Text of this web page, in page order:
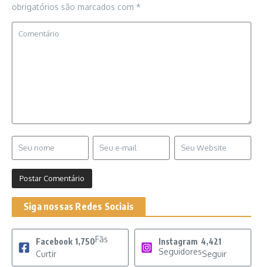
obrigatórios são marcados com *
Siga nossas Redes Sociais
Facebook 1,750Fãs
Curtir
Instagram 4,421
SeguidoresSeguir